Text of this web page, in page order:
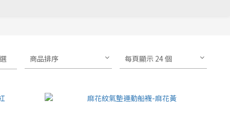
商品排序 每頁顯示 24 個